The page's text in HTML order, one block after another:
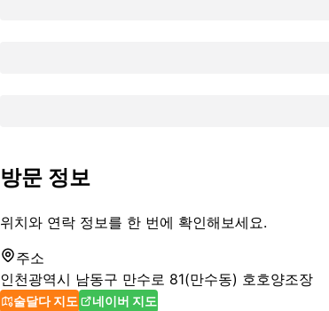
방문 정보
위치와 연락 정보를 한 번에 확인해보세요.
주소
인천광역시 남동구 만수로 81(만수동) 호호양조장
술달다 지도 네이버 지도